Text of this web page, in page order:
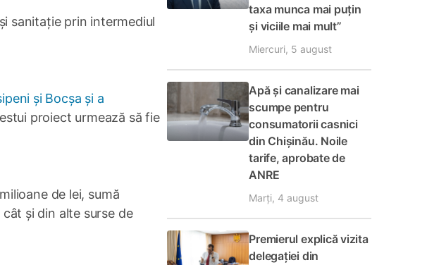
sanitație prin intermediul
și Bocșa și a
proiect urmează să fie
de lei, sumă
și din alte surse de
taxa munca mai puțin
și viciile mai mult”
Miercuri, 5 august
Apă și canalizare mai
scumpe pentru
consumatorii casnici
din Chișinău. Noile
tarife, aprobate de
ANRE
Marți, 4 august
Premierul explică vizita
delegației din